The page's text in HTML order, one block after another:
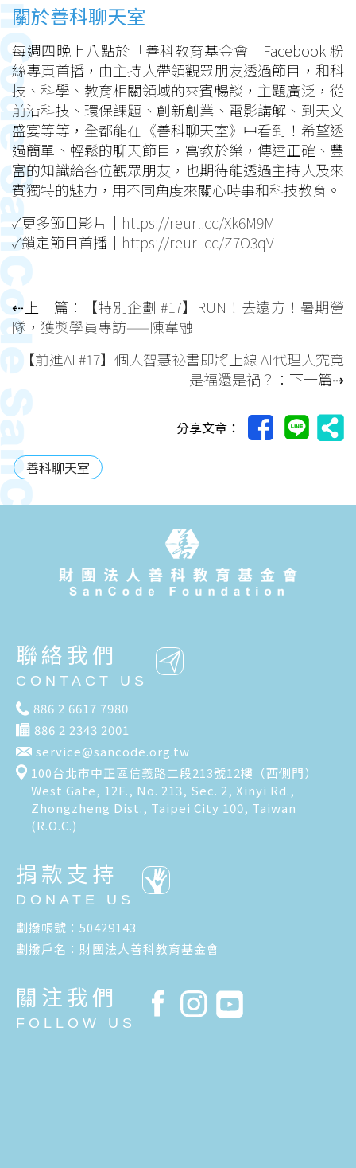
關於善科聊天室
每週四晚上八點於「善科教育基金會」Facebook 粉
絲專頁首播，由主持人帶領觀眾朋友透過節目，和科
技、科學、教育相關領域的來賓暢談，主題廣泛，從
前沿科技、環保課題、創新創業、電影講解、到天文
盛宴等等，全都能在《善科聊天室》中看到！希望透
過簡單、輕鬆的聊天節目，寓教於樂，傳達正確、豐
富的知識給各位觀眾朋友，也期待能透過主持人及來
賓獨特的魅力，用不同角度來關心時事和科技教育。
✓更多節目影片｜ https://reurl.cc/Xk6M9M
✓鎖定節目首播｜ https://reurl.cc/Z7O3qV
⇠上一篇：
【特別企劃 #17】RUN！去遠方！暑期營
隊，獲獎學員專訪——陳韋融
【前進AI #17】個人智慧祕書即將上線 AI代理人究竟
是福還是禍？ ：下一篇⇢
分享文章：
善科聊天室
聯絡我們
CONTACT US
886 2 6617 7980
886 2 2343 2001
service@sancode.org.tw
100台北市中正區信義路二段213號12樓（西側門）
West Gate, 12F., No. 213, Sec. 2, Xinyi Rd.,
Zhongzheng Dist., Taipei City 100, Taiwan
(R.O.C.)
捐款支持
DONATE US
劃撥帳號：50429143
劃撥戶名：財團法人善科教育基金會
關注我們
FOLLOW US